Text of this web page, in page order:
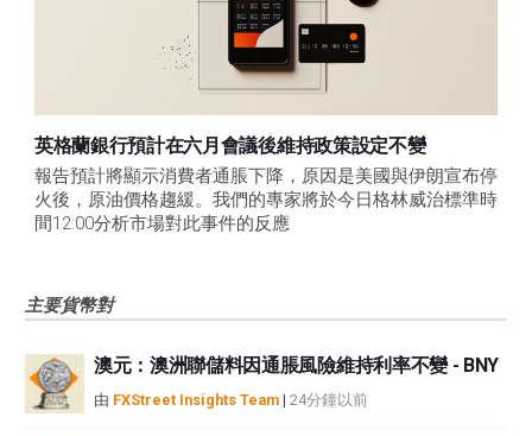
英格蘭銀行預計在六月會議後維持政策設定不變
報告預計將顯示消費者通脹下降，原因是美國與伊朗宣布停
火後，原油價格趨緩。我們的專家將於今日格林威治標準時
間12:00分析市場對此事件的反應
主要貨幣對
澳元：澳洲聯儲料因通脹風險維持利率不變 - BNY
由 FXStreet Insights Team | 24分鐘以前